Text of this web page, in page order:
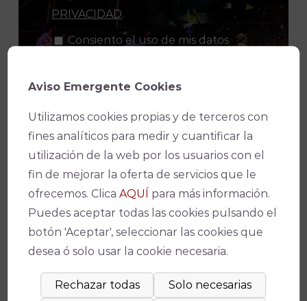
PRIVACIDAD.
Consiento el uso de mis datos
Aviso Emergente Cookies
Utilizamos cookies propias y de terceros con
fines analíticos para medir y cuantificar la
utilización de la web por los usuarios con el
fin de mejorar la oferta de servicios que le
ofrecemos. ClicaAQUÍ
para más información.
Puedes aceptar todas las cookies pulsando el
botón 'Aceptar', seleccionar las cookies que
desea ó solo usar la cookie necesaria.